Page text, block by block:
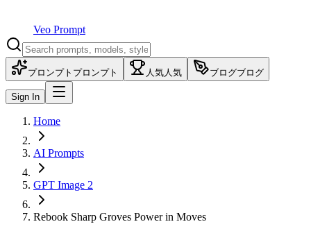
Veo Prompt
プロンプト プロンプト 人気人気 ブログブログ
Sign In
Home
AI Prompts
GPT Image 2
Rebook Sharp Groves Power in Moves